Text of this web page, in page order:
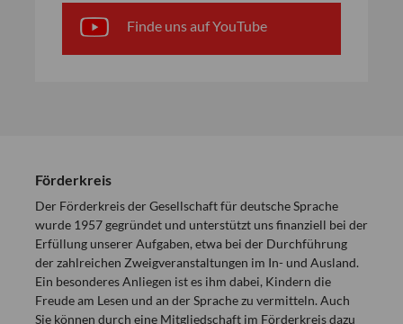
Finde uns auf YouTube
Förderkreis
Der Förderkreis der Gesellschaft für deutsche Sprache
wurde 1957 gegründet und unterstützt uns finanziell bei der
Erfüllung unserer Aufgaben, etwa bei der Durchführung
der zahlreichen Zweigveranstaltungen im In- und Ausland.
Ein besonderes Anliegen ist es ihm dabei, Kindern die
Freude am Lesen und an der Sprache zu vermitteln. Auch
Sie können durch eine Mitgliedschaft im Förderkreis dazu